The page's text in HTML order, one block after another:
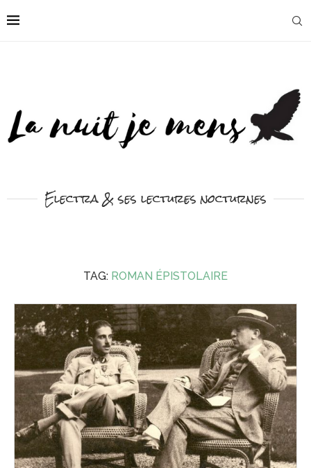
Electra & ses lectures nocturnes
TAG: ROMAN ÉPISTOLAIRE